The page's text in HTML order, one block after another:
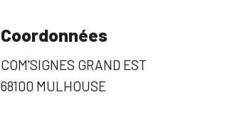
Coordonnées
COM'SIGNES GRAND EST
68100 MULHOUSE